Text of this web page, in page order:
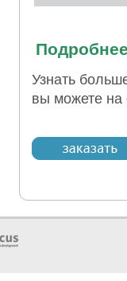
Узнать
вы можете на